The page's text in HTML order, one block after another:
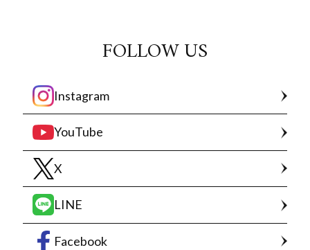
FOLLOW US
Instagram
YouTube
X
LINE
Facebook